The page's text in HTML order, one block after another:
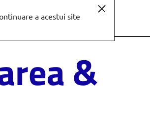
EN
&
a acestui site